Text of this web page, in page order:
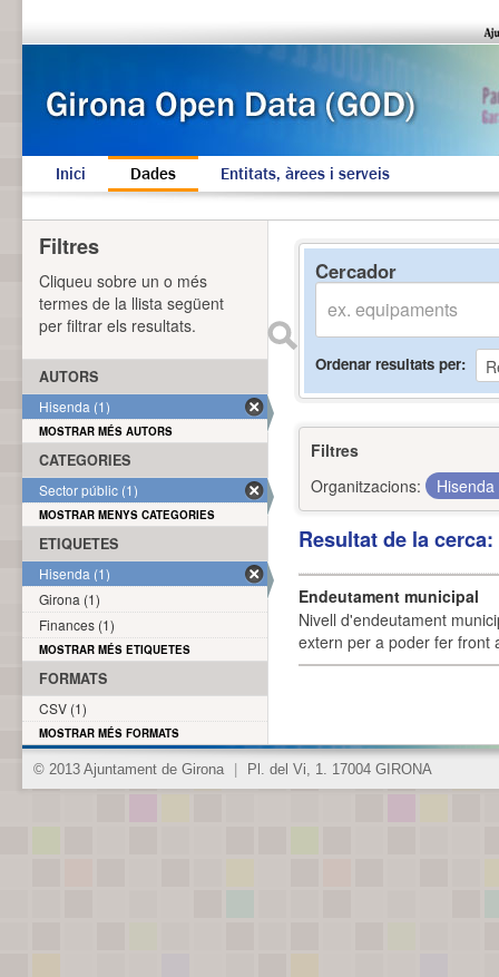
Inici Dades Entitats, àrees i serveis
Cercador
Ordenar resultats per
Filtres
Organitzacions:
Hisenda
Resultat de la
Endeutament municipal
Nivell d'endeutament
extern per a poder fer front
Filtres
Cliqueu sobre un o més
termes de la llista següent
per filtrar els resultats.
AUTORS
Hisenda (1)
MOSTRAR MÉS AUTORS
CATEGORIES
Sector públic (1)
MOSTRAR MENYS CATEGORIES
ETIQUETES
Hisenda (1)
Girona (1)
Finances (1)
MOSTRAR MÉS ETIQUETES
FORMATS
CSV (1)
MOSTRAR MÉS FORMATS
© 2013 Ajuntament de Girona Pl. del Vi, 1. 17004 GIRONA